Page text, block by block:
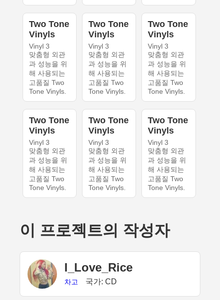
Two Tone
Vinyls
Vinyl 3
맞춤형 외관
과 성능을 위
해 사용되는
고품질 Two
Tone Vinyls.
Two Tone
Vinyls
Vinyl 3
맞춤형 외관
과 성능을 위
해 사용되는
고품질 Two
Tone Vinyls.
Two Tone
Vinyls
Vinyl 3
맞춤형 외관
과 성능을 위
해 사용되는
고품질 Two
Tone Vinyls.
Two Tone
Vinyls
Vinyl 3
맞춤형 외관
과 성능을 위
해 사용되는
고품질 Two
Tone Vinyls.
Two Tone
Vinyls
Vinyl 3
맞춤형 외관
과 성능을 위
해 사용되는
고품질 Two
Tone Vinyls.
Two Tone
Vinyls
Vinyl 3
맞춤형 외관
과 성능을 위
해 사용되는
고품질 Two
Tone Vinyls.
이 프로젝트의 작성자
I_Love_Rice
차고 국가: CD